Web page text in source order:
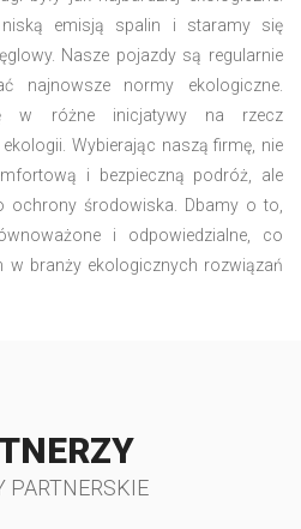
emisją spalin i staramy się
Nasze pojazdy są regularnie
najnowsze normy ekologiczne.
w różne inicjatywy na rzecz
Wybierając naszą firmę, nie
i bezpieczną podróż, ale
ochrony środowiska. Dbamy o to,
i odpowiedzialne, co
w branży ekologicznych rozwiązań
PARTNERSKIE